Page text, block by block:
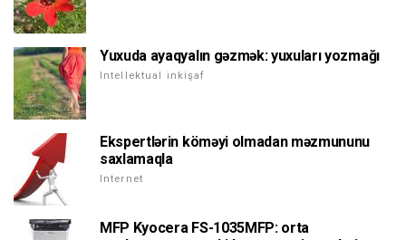
Yuxuda ayaqyalın gəzmək: yuxuları yozmağı
Intellektual inkişaf
Ekspertlərin köməyi olmadan məzmununu
saxlamaqla
Internet
MFP Kyocera FS-1035MFP: orta